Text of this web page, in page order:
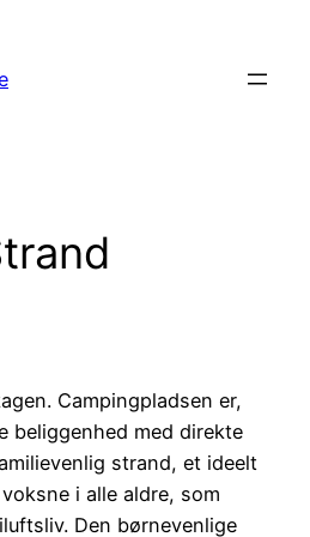
Campingpladsen er,
beliggenhed med direkte
strand, et ideelt
i alle aldre, som
Den børnevenlige